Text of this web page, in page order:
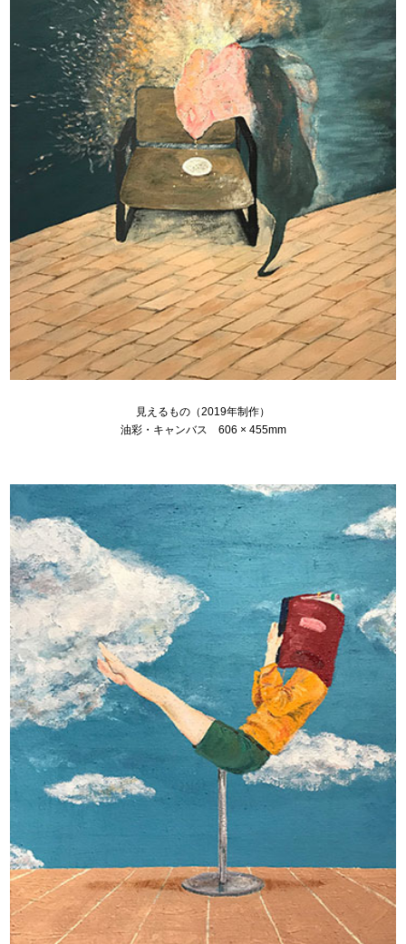
見えるもの（2019年制作）
油彩・キャンバス 606 × 455mm